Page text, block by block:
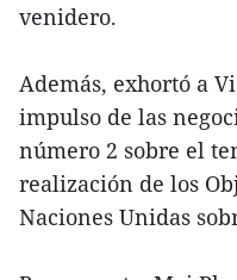
venidero.
Además, exhortó a
impulso de las
número 2 sobre el
realización de los
Naciones Unidas